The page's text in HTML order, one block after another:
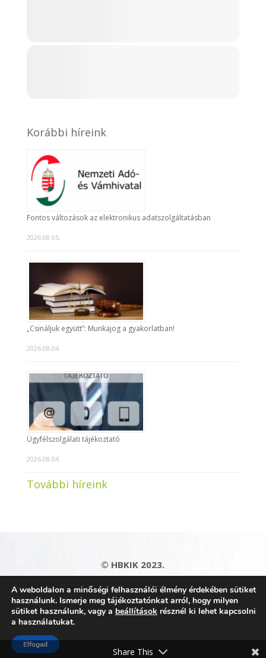
Korábbi híreink
Fontos változások az elektronikus adatszolgáltatásban
2026.08.05.
„Csináljuk együtt”: Munkajog a gyakorlatban!
2026.08.04.
Ügyfélszolgálati tájékoztató
2026.08.04.
További híreink
© HBKIK 2023.
Adatkezelési tájékoztató|Impresszum|
Kapcsolat|Honlaptérkép
A weboldalon a minőségi felhasználói élmény érdekében sütiket
használunk. Ismerje meg tájékoztatónkat arról, hogy milyen
sütiket használunk, vagy a beállítások résznél ki lehet kapcsolni
a használatukat.
Elfogad
Share This